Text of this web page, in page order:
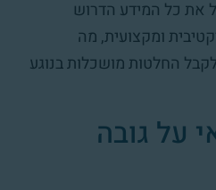
את כל המידע הדרוש
ומקצועית, מה
החלטות מושכלות בנוגע
על גובה